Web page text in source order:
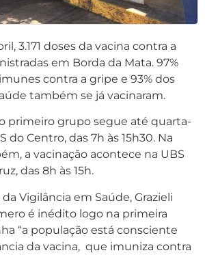
3.171 doses da vacina contra a
em Borda da Mata. 97%
contra a gripe e 93% dos
também se já vacinaram.
primeiro grupo segue até quarta-
do Centro, das 7h às 15h30. Na
a vacinação acontece na UBS
das 8h às 15h.
Vigilância em Saúde, Grazieli
é inédito logo na primeira
“a população está consciente
da vacina, que imuniza contra